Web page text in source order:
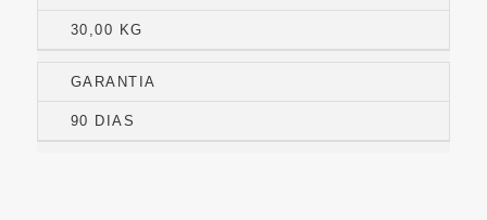
30,00 KG
GARANTIA
90 DIAS